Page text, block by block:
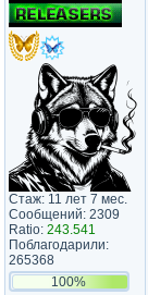
Стаж: 11 лет 7 мес.
Сообщений: 2309
Ratio: 243.541
Поблагодарили:
265368
100%